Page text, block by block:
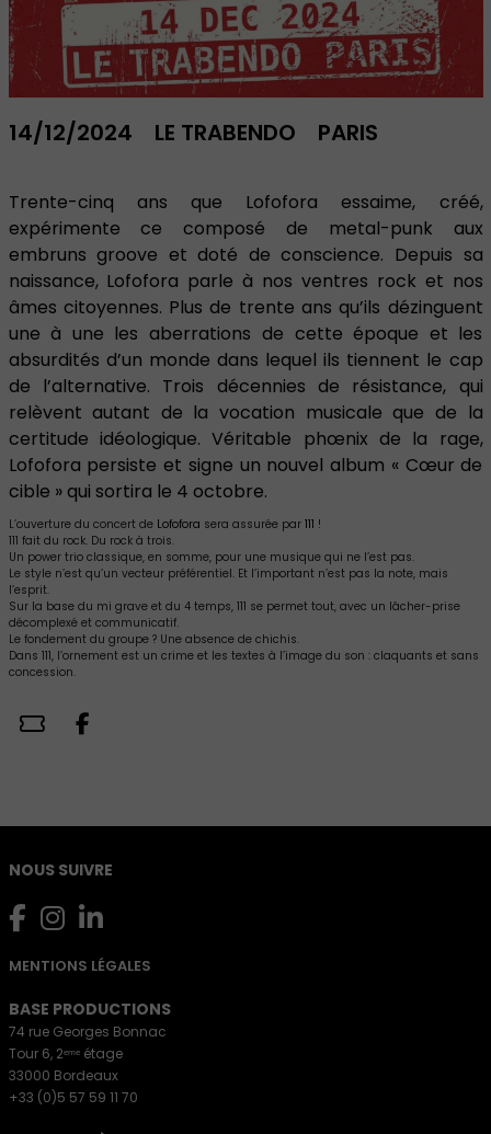
14/12/2024 LE TRABENDO PARIS
Trente-cinq ans que Lofofora essaime, créé,
expérimente ce composé de metal-punk aux
embruns groove et doté de conscience. Depuis sa
naissance, Lofofora parle à nos ventres rock et nos
âmes citoyennes. Plus de trente ans qu’ils dézinguent
une à une les aberrations de cette époque et les
absurdités d’un monde dans lequel ils tiennent le cap
de l’alternative. Trois décennies de résistance, qui
relèvent autant de la vocation musicale que de la
certitude idéologique. Véritable phœnix de la rage,
Lofofora persiste et signe un nouvel album « Cœur de
cible » qui sortira le 4 octobre.
L’ouverture du concert de Lofofora sera assurée par 111 !
111 fait du rock. Du rock à trois.
Un power trio classique, en somme, pour une musique qui ne l’est pas.
Le style n’est qu’un vecteur préférentiel. Et l’important n’est pas la note, mais
l’esprit.
Sur la base du mi grave et du 4 temps, 111 se permet tout, avec un lâcher-prise
décomplexé et communicatif.
Le fondement du groupe ? Une absence de chichis.
Dans 111, l’ornement est un crime et les textes à l’image du son : claquants et sans
concession.
NOUS SUIVRE
MENTIONS LÉGALES
BASE PRODUCTIONS
74 rue Georges Bonnac
Tour 6, 2ᵉᵐᵉ étage
33000 Bordeaux
+33 (0)5 57 59 11 70